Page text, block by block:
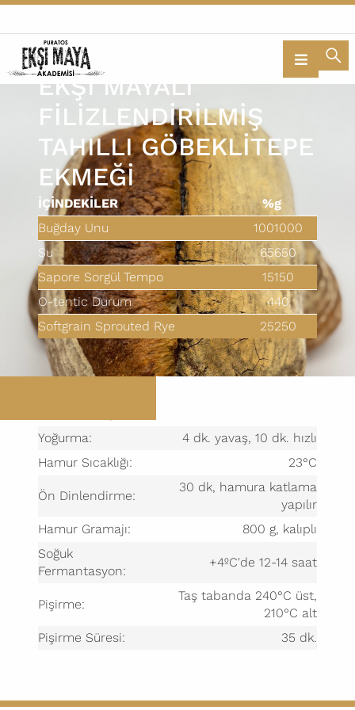
EKŞİ MAYALI
FİLİZLENDİRİLMİŞ
TAHILLI GÖBEKLİTEPE
EKMEĞİ
İÇİNDEKİLER %g
Buğday Unu
1001000
Su
65650
Sapore Sorgül Tempo
15150
O-tentic Durum
440
Softgrain Sprouted Rye
25250
Yoğurma:
4 dk. yavaş, 10 dk. hızlı
Hamur Sıcaklığı:
23°C
Ön Dinlendirme:
30 dk, hamura katlama
yapılır
Hamur Gramajı:
800 g, kalıplı
Soğuk
Fermantasyon:
+4ºC'de 12-14 saat
Pişirme:
Taş tabanda 240°C üst,
210°C alt
Pişirme Süresi:
35 dk.